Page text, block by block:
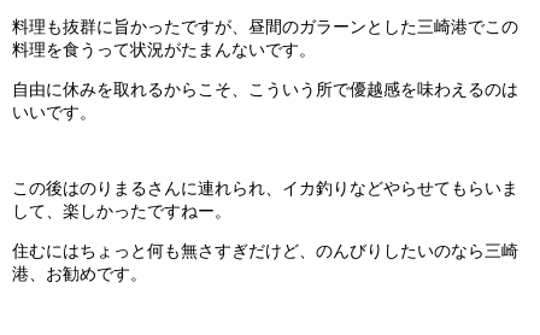
料理も抜群に旨かったですが、昼間のガラーンとした三崎港でこの
料理を食うって状況がたまんないです。
自由に休みを取れるからこそ、こういう所で優越感を味わえるのは
いいです。
この後はのりまるさんに連れられ、イカ釣りなどやらせてもらいま
して、楽しかったですねー。
住むにはちょっと何も無さすぎだけど、のんびりしたいのなら三崎
港、お勧めです。